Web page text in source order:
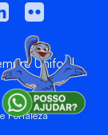
Unifor
Fortaleza